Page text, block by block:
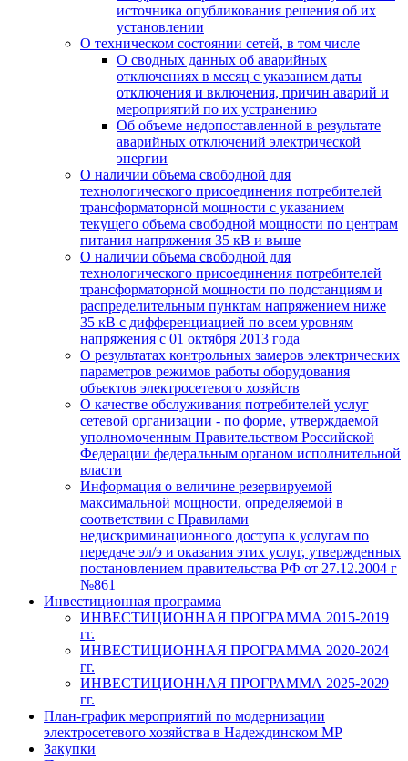
источника опубликования решения об их
установлении
О техническом состоянии сетей, в том числе
О сводных данных об аварийных
отключениях в месяц с указанием даты
отключения и включения, причин аварий и
мероприятий по их устранению
Об объеме недопоставленной в результате
аварийных отключений электрической
энергии
О наличии объема свободной для
технологического присоединения потребителей
трансформаторной мощности с указанием
текущего объема свободной мощности по центрам
питания напряжения 35 кВ и выше
О наличии объема свободной для
технологического присоединения потребителей
трансформаторной мощности по подстанциям и
распределительным пунктам напряжением ниже
35 кВ с дифференциацией по всем уровням
напряжения с 01 октября 2013 года
О результатах контрольных замеров электрических
параметров режимов работы оборудования
объектов электросетевого хозяйств
О качестве обслуживания потребителей услуг
сетевой организации - по форме, утверждаемой
уполномоченным Правительством Российской
Федерации федеральным органом исполнительной
власти
Информация о величине резервируемой
максимальной мощности, определяемой в
соответствии с Правилами
недискриминационного доступа к услугам по
передаче эл/э и оказания этих услуг, утвержденных
постановлением правительства РФ от 27.12.2004 г
№861
Инвестиционная программа
ИНВЕСТИЦИОННАЯ ПРОГРАММА 2015-2019
гг.
ИНВЕСТИЦИОННАЯ ПРОГРАММА 2020-2024
гг.
ИНВЕСТИЦИОННАЯ ПРОГРАММА 2025-2029
гг.
План-график мероприятий по модернизации
электросетевого хозяйства в Надеждинском МР
Закупки